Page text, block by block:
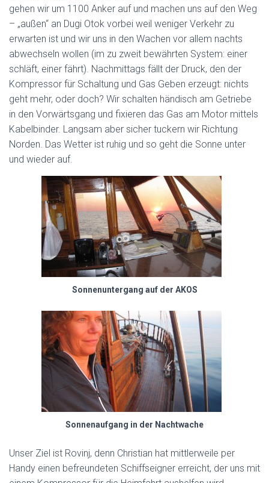
gehen wir um 1100 Anker auf und machen uns auf den Weg
– „außen“ an Dugi Otok vorbei weil weniger Verkehr zu
erwarten ist und wir uns in den Wachen vor allem nachts
abwechseln wollen (im zu zweit bewährten System: einer
schläft, einer fährt). Nachmittags fällt der Druck, den der
Kompressor für Schaltung und Gas Geben erzeugt: nichts
geht mehr, oder doch? Wir schalten händisch am Getriebe
in den Vorwärtsgang und fixieren das Gas am Motor mittels
Kabelbinder. Langsam aber sicher tuckern wir Richtung
Norden. Das Wetter ist ruhig und so geht die Sonne unter
und wieder auf.
Sonnenuntergang auf der AKOS
Sonnenaufgang in der Nachtwache
Unser Ziel ist Rovinj, denn Christian hat mittlerweile per
Handy einen befreundeten Schiffseigner erreicht, der uns mit